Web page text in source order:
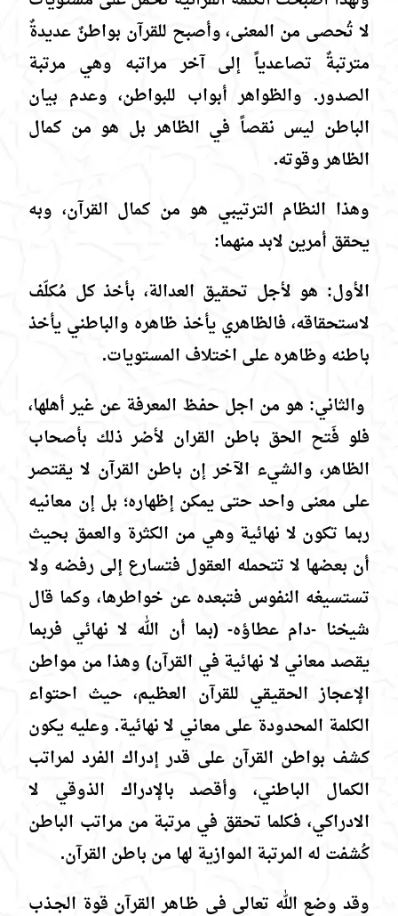
لا تُحصى من المعنى، وأصبح للقرآن بواطنٌ عديدةٌ
مترتبةٌ تصاعدياً إلى آخر مراتبه وهي مرتبة
الصدور. والظواهر أبواب للبواطن، وعدم بيان
الباطن ليس نقصاً في الظاهر بل هو من كمال
الظاهر وقوته.
وهذا النظام الترتيبي هو من كمال القرآن، وبه
يحقق أمرين لابد منهما:
الأول: هو لأجل تحقيق العدالة، بأخذ كل مُكلّف
لاستحقاقه، فالظاهري يأخذ ظاهره والباطني يأخذ
باطنه وظاهره على اختلاف المستويات.
والثاني: هو من اجل حفظ المعرفة عن غير أهلها،
فلو فَتح الحق باطن القران لأضر ذلك بأصحاب
الظاهر، والشيء الآخر إن باطن القرآن لا يقتصر
على معنى واحد حتى يمكن إظهاره؛ بل إن معانيه
ربما تكون لا نهائية وهي من الكثرة والعمق بحيث
أن بعضها لا تتحمله العقول فتسارع إلى رفضه ولا
تستسيغه النفوس فتبعده عن خواطرها، وكما قال
شيخنا -دام عطاؤه- (بما أن الله لا نهائي فربما
يقصد معاني لا نهائية في القرآن) وهذا من مواطن
الإعجاز الحقيقي للقرآن العظيم، حيث احتواء
الكلمة المحدودة على معاني لا نهائية. وعليه يكون
كشف بواطن القرآن على قدر إدراك الفرد لمراتب
الكمال الباطني، وأقصد بالإدراك الذوقي لا
الادراكي، فكلما تحقق في مرتبة من مراتب الباطن
كُشفت له المرتبة الموازية لها من باطن القرآن.
وقد وضع الله تعالى في ظـاهر القرآن قوة الجـذب